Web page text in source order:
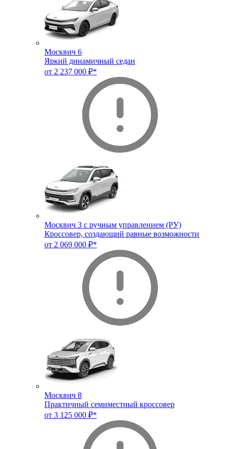
Москвич 6
Яркий динамичный седан
от 2 237 000 ₽*
Москвич 3 с ручным управлением (РУ)
Кроссовер, создающий равные возможности
от 2 069 000 ₽*
Москвич 8
Практичный семиместный кроссовер
от 3 125 000 ₽*